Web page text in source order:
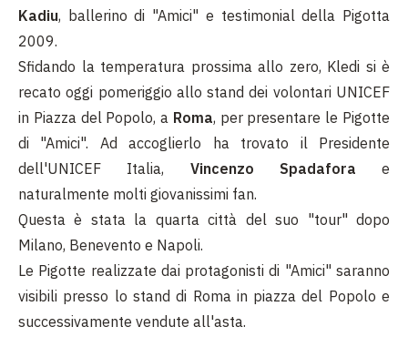
Kadiu, ballerino di "Amici" e testimonial della Pigotta
2009.
Sfidando la temperatura prossima allo zero, Kledi si è
recato oggi pomeriggio allo stand dei volontari UNICEF
in Piazza del Popolo, a Roma, per presentare le Pigotte
di "Amici". Ad accoglierlo ha trovato il Presidente
dell'UNICEF Italia, Vincenzo Spadafora e
naturalmente molti giovanissimi fan.
Questa è stata la quarta città del suo "tour" dopo
Milano, Benevento e Napoli.
Le Pigotte realizzate dai protagonisti di "Amici" saranno
visibili presso lo stand di Roma in piazza del Popolo e
successivamente vendute all'asta.